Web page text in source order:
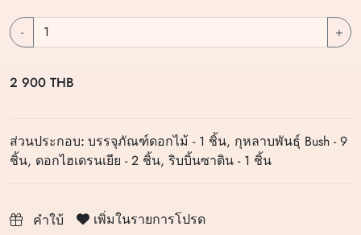
- +
2 900 THB
ส่วนประกอบ: บรรจุภัณฑ์ดอกไม้ - 1 ชิ้น, กุหลาบพันธุ์ Bush - 9
ชิ้น, ดอกไฮเดรนเยีย - 2 ชิ้น, ริบบิ้นซาติน - 1 ชิ้น
คำใบ้ เพิ่มในรายการโปรด